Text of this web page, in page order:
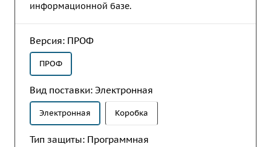
информационной базе.
Версия: ПРОФ
ПРОФ
Вид поставки: Электронная
Электронная Коробка
Тип защиты: Программная